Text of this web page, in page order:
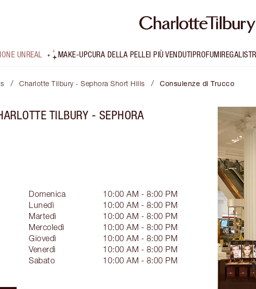
UNREAL MAKE-UPCURA DELLA PELLEI PIÙ VENDUTIPROFUMIREGALI
/ Charlotte Tilbury - Sephora Short Hills / Consulenze di Trucco
TILBURY - SEPHORA
Domenica
10:00 AM - 8:00 PM
Lunedì
10:00 AM - 8:00 PM
Martedì
10:00 AM - 8:00 PM
Mercoledì
10:00 AM - 8:00 PM
Giovedì
10:00 AM - 8:00 PM
Venerdì
10:00 AM - 8:00 PM
Sabato
10:00 AM - 8:00 PM